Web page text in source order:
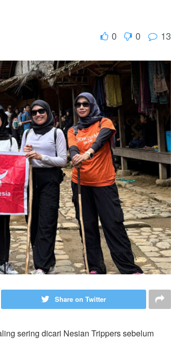
0 0 13
Share on Twitter
sering dicari Nesian Trippers sebelum